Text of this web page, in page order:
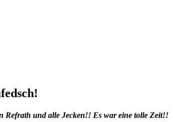
Refrath und alle Jecken!! Es war eine tolle Zeit!!